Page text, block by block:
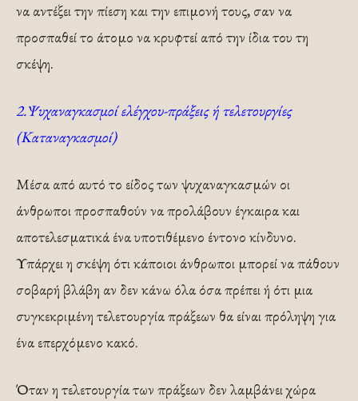
να αντέξει την πίεση και την επιμονή τους, σαν να
προσπαθεί το άτομο να κρυφτεί από την ίδια του τη
σκέψη.
2.Ψυχαναγκασμοί ελέγχου-πράξεις ή τελετουργίες
(Καταναγκασμοί)
Μέσα από αυτό το είδος των ψυχαναγκασμών οι
άνθρωποι προσπαθούν να προλάβουν έγκαιρα και
αποτελεσματικά ένα υποτιθέμενο έντονο κίνδυνο.
Υπάρχει η σκέψη ότι κάποιοι άνθρωποι μπορεί να πάθουν
σοβαρή βλάβη αν δεν κάνω όλα όσα πρέπει ή ότι μια
συγκεκριμένη τελετουργία πράξεων θα είναι πρόληψη για
ένα επερχόμενο κακό.
Όταν η τελετουργία των πράξεων δεν λαμβάνει χώρα